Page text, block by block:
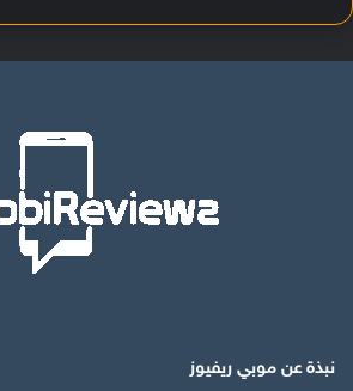
نبذة عن موبي ريفيوز